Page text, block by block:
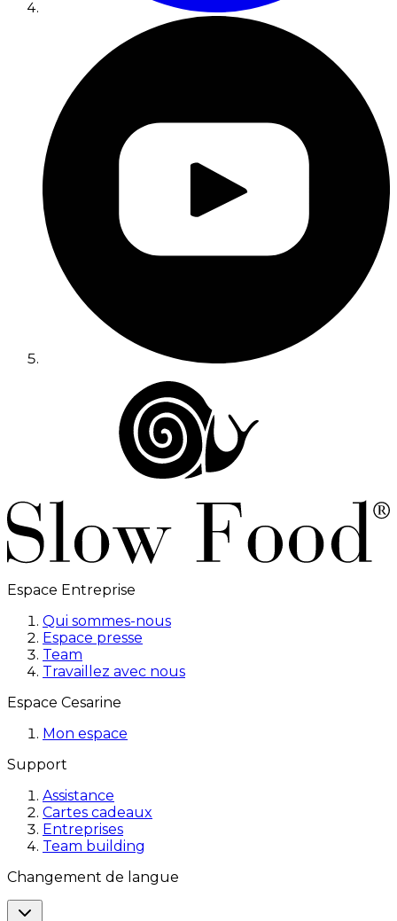
Espace Entreprise
Qui sommes-nous
Espace presse
Team
Travaillez avec nous
Espace Cesarine
Mon espace
Support
Assistance
Cartes cadeaux
Entreprises
Team building
Changement de langue